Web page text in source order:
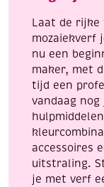
Laat de rijke
mozaiekverf
nu een
maker, met
tijd een
vandaag nog
accessoires
uitstraling.
je met verf